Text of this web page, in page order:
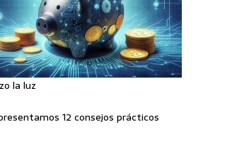
la luz
12 consejos prácticos